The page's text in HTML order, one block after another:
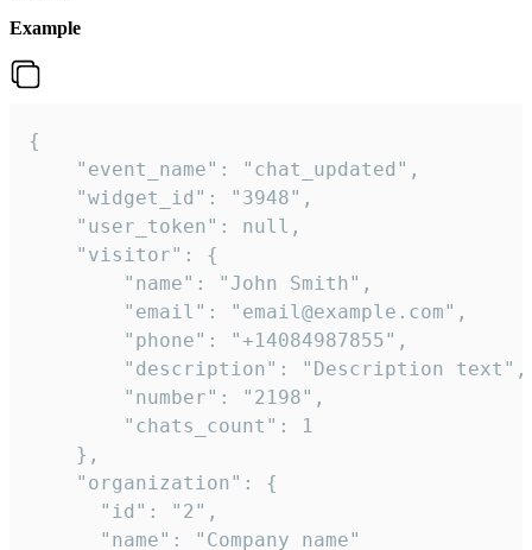
Example
{
    "event_name": "chat_updated",
    "widget_id": "3948",
    "user_token": null,
    "visitor": {
        "name": "John Smith",
        "email": "email@example.com",
        "phone": "+14084987855",
        "description": "Description text",
        "number": "2198",
        "chats_count": 1
    },
    "organization": {
      "id": "2",
      "name": "Company name"